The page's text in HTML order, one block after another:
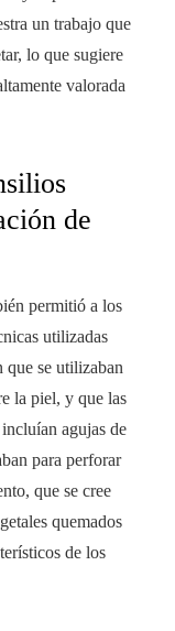
un trabajo que
lo que sugiere
valorada
de
permitió a los
utilizadas
que se utilizaban
la piel, y que las
agujas de
para perforar
que se cree
quemados
de los